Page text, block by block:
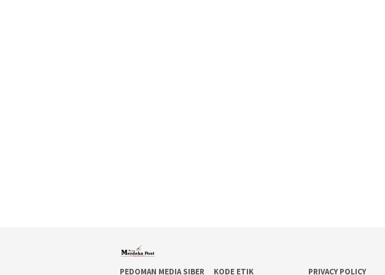
PEDOMAN MEDIA SIBER KODE ETIK PRIVACY POLICY